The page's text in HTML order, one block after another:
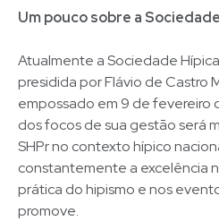
Um pouco sobre a
Atualmente a Sociedade
presidida por Flávio de Castro
empossado em 9 de fevereiro
dos focos de sua gestão será
SHPr no contexto hípico
constantemente a excelência
prática do hipismo e nos
promove.